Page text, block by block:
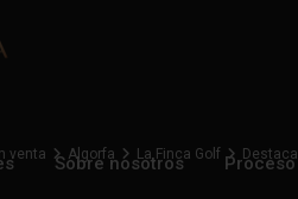
Sobre nosotros
venta Algorfa La Finca Golf